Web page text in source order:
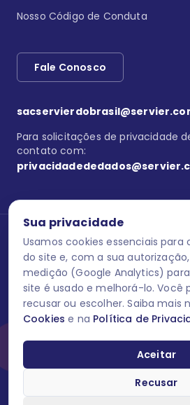
Sua privacidade
Usamos cookies essenciais
do site e, com a sua
medição (Google Analytics)
site é usado e melhorá-lo. Você
recusar ou escolher. Saiba mais
Cookies e na Política de
Aceitar
Recusar
Nosso Código de Conduta
Fale Conosco
Para solicitações de privacidade
contato com:
Se estiver no programa semprecuidando,
reação adversa com os produtos Servier.
informações para o público leigo e para
do Brasil habilitados a prescrever
202606-00013 / Agosto 2026.
O laboratório Servier do Brasil respeita
dados pessoais você pode fazê-lo a
em contato através do site
fale conosco.